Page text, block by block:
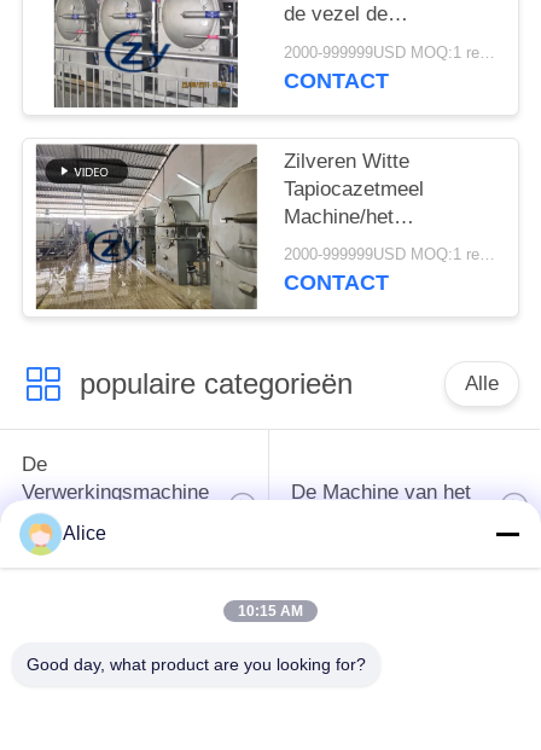
de vezel de
Ontwaterende Tapioca
Centrifugaal
2000-999999USD MOQ:1 reeks
CONTACT
Zilveren Witte
Tapiocazetmeel
Machine/het
Ontwateren Zeven
Multi Functioneel
2000-999999USD MOQ:1 reeks
CONTACT
populaire categorieën Alle
De
Verwerkingsmachine
van het
maniokzetmeel
De Machine van het
De
van de maniokbloem
Alice
10:15 AM
Good day, what product are you looking for?